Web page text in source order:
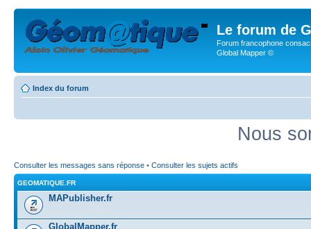
Le forum de
Forum francophone
Global Mapper ©
Index du forum
Nous
Consulter les messages sans réponse • Consulter les sujets actifs
GEOMATIQUE.FR
MAPublisher.fr
GlobalMapper.fr